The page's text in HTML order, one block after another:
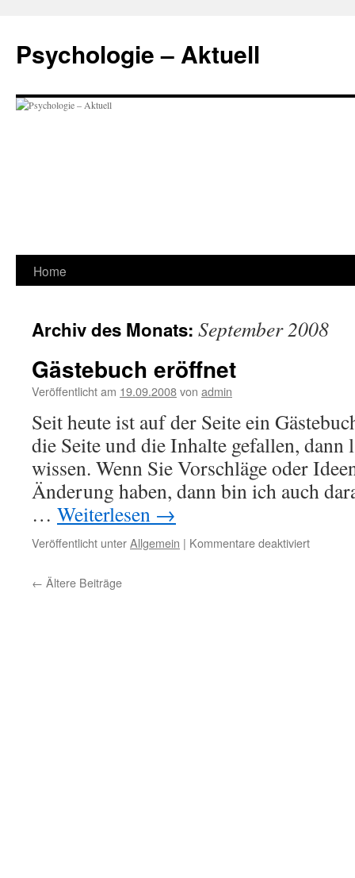
springen
Psychologie – Aktuell
Home
Archiv des Monats: September 2008
Gästebuch eröffnet
Veröffentlicht am 19.09.2008von admin
Seit heute ist auf der Seite ein
die Seite und die Inhalte gefallen, dann
wissen. Wenn Sie Vorschläge oder
Änderung haben, dann bin ich auch
… Weiterlesen →
Veröffentlicht unterAllgemein | Kommentare deaktiviertfür
← Ältere Beiträge